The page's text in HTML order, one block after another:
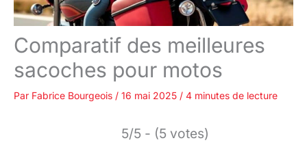
Comparatif des meilleures
sacoches pour motos
Par Fabrice Bourgeois / 16 mai 2025 / 4 minutes de lecture
5/5 - (5 votes)